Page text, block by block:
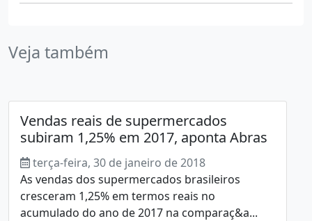
Veja também
Vendas reais de supermercados
subiram 1,25% em 2017, aponta Abras
terça-feira, 30 de janeiro de 2018
As vendas dos supermercados brasileiros
cresceram 1,25% em termos reais no
acumulado do ano de 2017 na comparaç&a...